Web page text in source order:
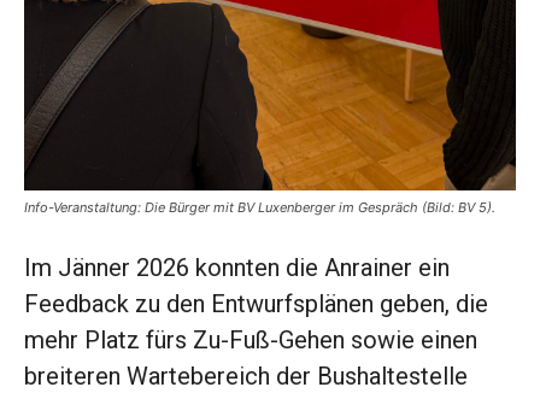
Info-Veranstaltung: Die Bürger mit BV Luxenberger im Gespräch (Bild: BV 5).
Im Jänner 2026 konnten die Anrainer ein
Feedback zu den Entwurfsplänen geben, die
mehr Platz fürs Zu-Fuß-Gehen sowie einen
breiteren Wartebereich der Bushaltestelle